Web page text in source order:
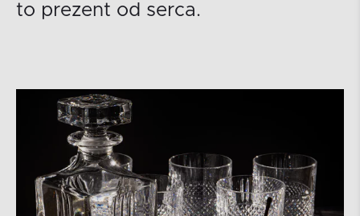
to prezent od serca.